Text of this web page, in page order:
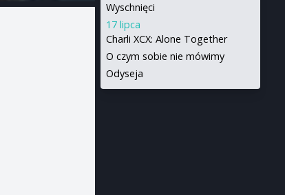
Wyschnięci
17 lipca
Charli XCX: Alone Together
O czym sobie nie mówimy
Odyseja